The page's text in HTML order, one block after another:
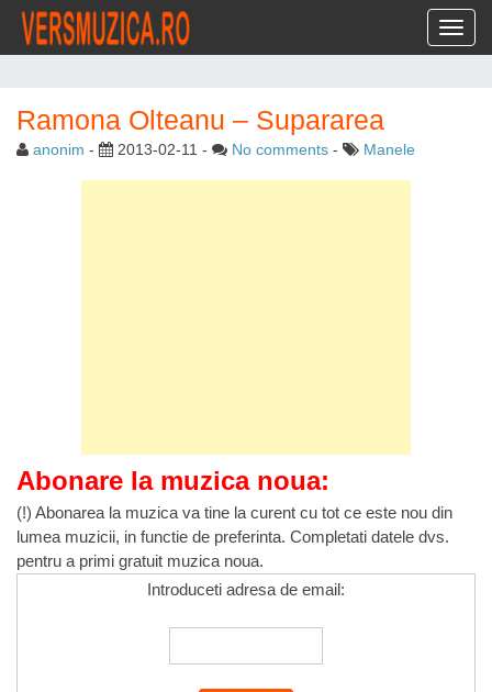
Ramona Olteanu – Supararea
anonim - 2013-02-11 - No comments - Manele
Abonare la muzica noua:
(!) Abonarea la muzica va tine la curent cu tot ce este nou din
lumea muzicii, in functie de preferinta. Completati datele dvs.
pentru a primi gratuit muzica noua.
Introduceti adresa de email: